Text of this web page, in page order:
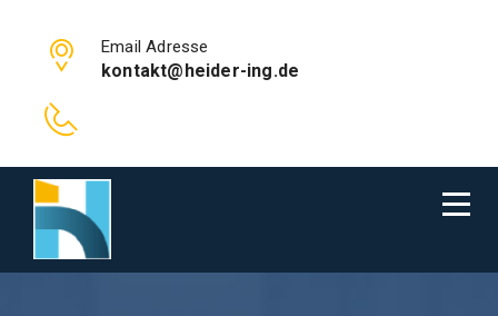
Email Adresse
kontakt@heider-ing.de